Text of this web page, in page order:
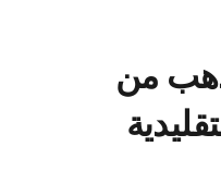
من